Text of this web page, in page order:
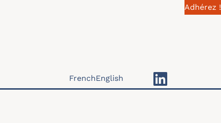
Adhérez !
FrenchEnglish